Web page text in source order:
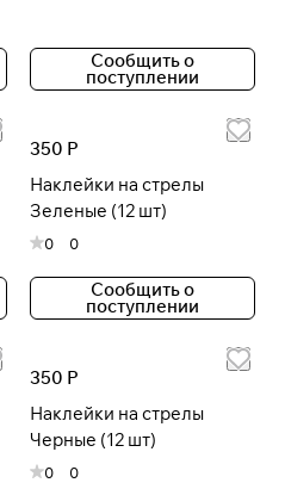
Сообщить о
поступлении
350 Р
Наклейки на стрелы
Зеленые (12 шт)
0 0
Сообщить о
поступлении
350 Р
Наклейки на стрелы
Черные (12 шт)
0 0
раз в 2
вопросы?
02-51
plait.ru